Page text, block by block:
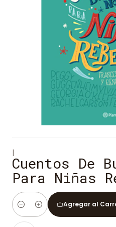
|
Cuentos De
Para Niñas
Cantidad
Agregar al